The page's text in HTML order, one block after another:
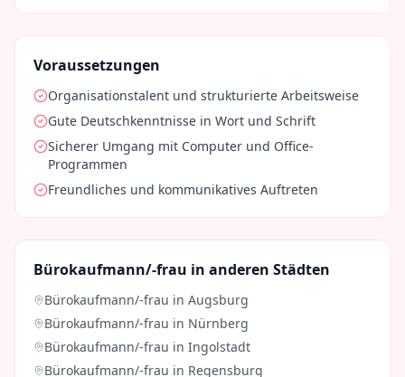
Voraussetzungen
Organisationstalent und strukturierte Arbeitsweise
Gute Deutschkenntnisse in Wort und Schrift
Sicherer Umgang mit Computer und Office-
Programmen
Freundliches und kommunikatives Auftreten
Bürokaufmann/-frau in anderen Städten
Bürokaufmann/-frau in Augsburg
Bürokaufmann/-frau in Nürnberg
Bürokaufmann/-frau in Ingolstadt
Bürokaufmann/-frau in Regensburg